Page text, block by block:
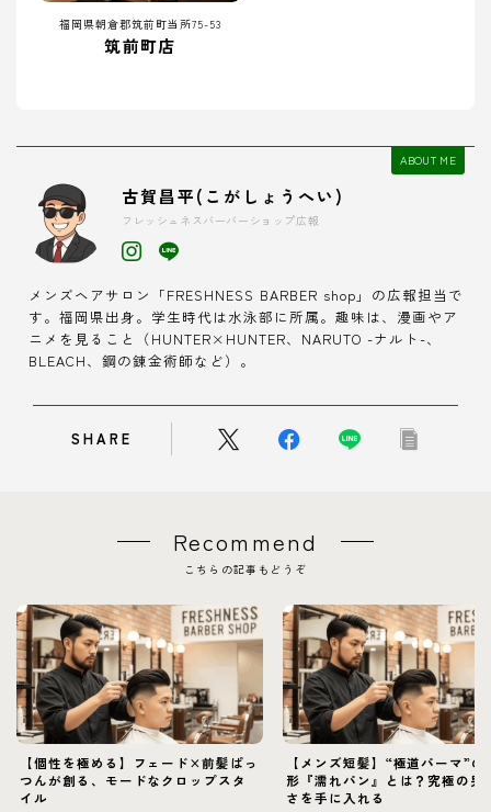
福岡県朝倉郡筑前町当所75-53
筑前町店
ABOUT ME
古賀昌平(こがしょうへい)
フレッシュネスバーバーショップ広報
メンズヘアサロン「FRESHNESS BARBER shop」の広報担当で
す。福岡県出身。学生時代は水泳部に所属。趣味は、漫画やア
ニメを見ること（HUNTER×HUNTER、NARUTO -ナルト-、
BLEACH、鋼の錬金術師など）。
SHARE
Recommend
こちらの記事もどうぞ
【個性を極める】フェード×前髪ぱっ
つんが創る、モードなクロップスタ
イル
【メンズ短髪】“極道パーマ”の
形『濡れパン』とは？究極の男
さを手に入れる